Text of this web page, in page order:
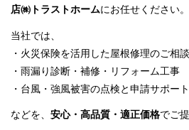
店㈱トラストホームにお任せください。
当社では、
・火災保険を活用した屋根修理のご相談
・雨漏り診断・補修・リフォーム工事
・台風・強風被害の点検と申請サポート
などを、 安心・高品質・適正価格でご